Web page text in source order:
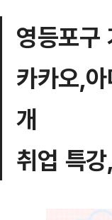
영등포구
카카오,
개
취업 특